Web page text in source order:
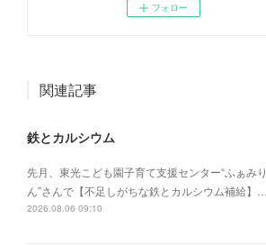
フォロー
関連記事
鉄とカルシウム
先月、東光こども園子育て支援センター“ふぁみり
ん”さんで【不足しがちな鉄とカルシウム補給】…
2026.08.06 09:10